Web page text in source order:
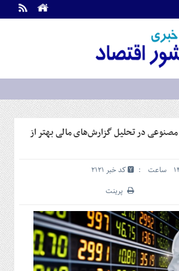
در تحلیل گزارش‌های مالی بهتر از
تاریخ : ۱۴۰۳/۰۳/۰۷ ساعت :
کد خبر 2121
پرینت